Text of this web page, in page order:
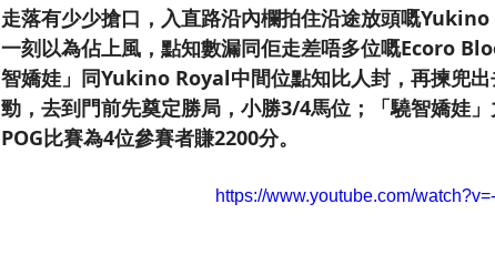
走落有少少搶口，入直路沿內欄拍住沿途放頭嘅
一刻以為佔上風，點知數漏同佢走差唔多位嘅Ecoro
智嬌娃」同Yukino Royal中間位點知比人封，再揀兜
勁，去到門前先奠定勝局，小勝3/4馬位；「驍智嬌娃
POG比賽為4位參賽者賺2200分。
https://www.youtube.com/